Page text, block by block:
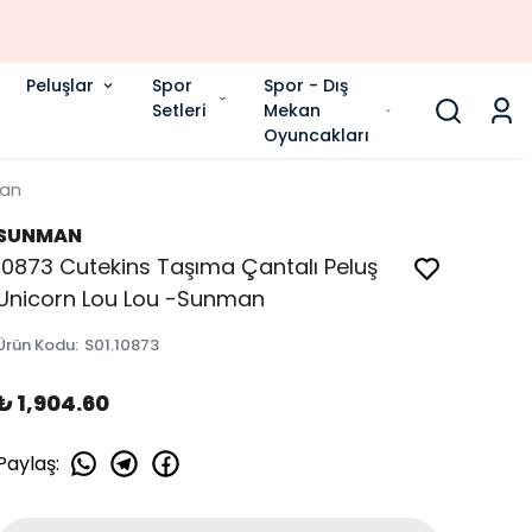
Peluşlar
Spor
Setleri
Spor - Dış
Mekan
Oyuncakları
Cutekins Taşıma Çantalı Peluş
Lou Lou -Sunman
Kodu: S01.10873
1,904.60
: